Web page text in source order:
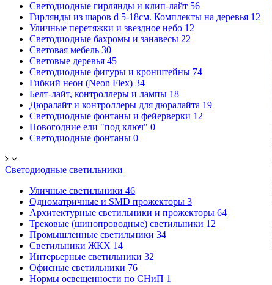
Светодиодные гирлянды и клип-лайт 56
Гирлянды из шаров d 5-18cм. Комплекты на деревья 12
Уличные перетяжки и звездное небо 12
Светодиодные бахромы и занавесы 22
Световая мебель 30
Световые деревья 45
Светодиодные фигуры и кронштейны 74
Гибкий неон (Neon Flex) 34
Белт-лайт, контроллеры и лампы 18
Дюралайт и контроллеры для дюралайта 19
Светодиодные фонтаны и фейерверки 12
Новогодние ели "под ключ" 0
Светодиодные фонтаны 0
Светодиодные светильники
Уличные светильники 46
Одноматричные и SMD прожекторы 3
Архитектурные светильники и прожекторы 64
Трековые (шинопроводные) светильники 12
Промышленные светильники 34
Светильники ЖКХ 14
Интерьерные светильники 32
Офисные светильники 76
Нормы освещенности по СНиП 1